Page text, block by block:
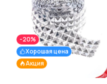
Акция
Хорошая цена
-20%